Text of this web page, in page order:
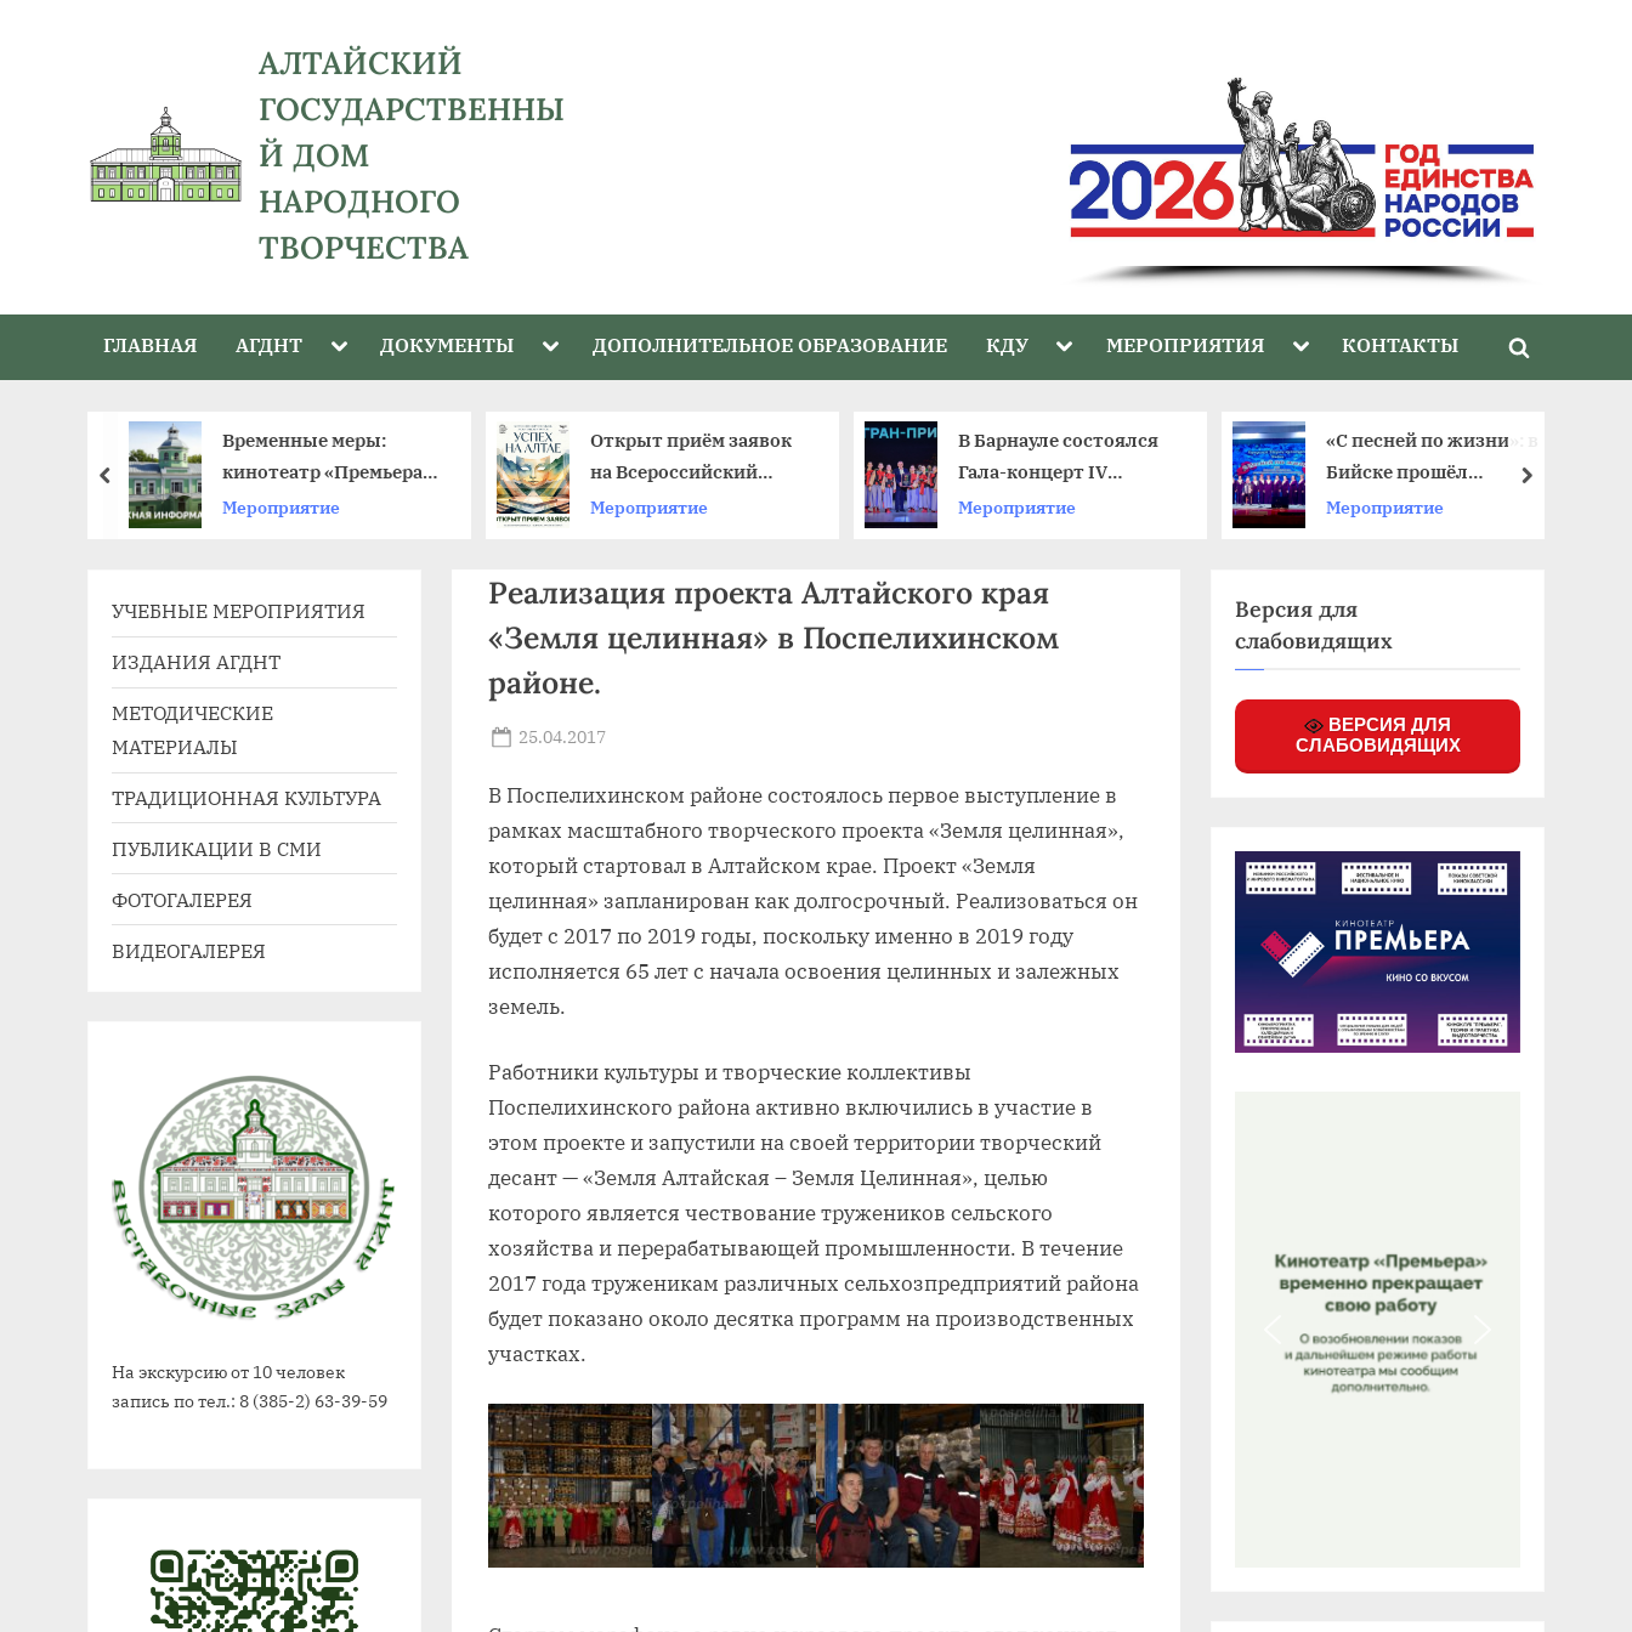
АЛТАЙСКИЙ
ГОСУДАРСТВЕННЫ
Й ДОМ
НАРОДНОГО
ТВОРЧЕСТВА
656043,
Алтайский
край,
Барнаул,
Ползунова,
mail:
agdnt@yandex.ru
тел./
факс:
(3852)
63
39
ГЛАВНАЯ АГДНТ Toggle
menu
ДОКУМЕНТЫ Toggle
menu
Toggle
ДОПОЛНИТЕЛЬНОЕ ОБРАЗОВАНИЕ КДУ Toggle
menu
МЕРОПРИЯТИЯ Toggle
menu
КОНТАКТЫ
Toggle
Временные меры:
кинотеатр «Премьера»
приостанавливает
Мероприятие
Открыт приём заявок
на Всероссийский
фестиваль
Мероприятие
В Барнауле состоялся
Гала-концерт IV
краевого фестиваля
Мероприятие
«С песней по жизни»: в
Бийске прошёл
юбилейный фестиваль
Мероприятие
пред далее
Реализация проекта Алтайского края
«Земля целинная» в Поспелихинском
районе.
Posted
25.04.2017
В Поспелихинском районе состоялось первое выступление в
рамках масштабного творческого проекта «Земля целинная»,
который стартовал в Алтайском крае. Проект «Земля
целинная» запланирован как долгосрочный. Реализоваться он
будет с 2017 по 2019 годы, поскольку именно в 2019 году
исполняется 65 лет с начала освоения целинных и залежных
земель.
Работники культуры и творческие коллективы
Поспелихинского района активно включились в участие в
этом проекте и запустили на своей территории творческий
десант — «Земля Алтайская – Земля Целинная», целью
которого является чествование тружеников сельского
хозяйства и перерабатывающей промышленности. В течение
2017 года труженикам различных сельхозпредприятий района
будет показано около десятка программ на производственных
участках.
УЧЕБНЫЕ МЕРОПРИЯТИЯ
ИЗДАНИЯ АГДНТ
МЕТОДИЧЕСКИЕ
МАТЕРИАЛЫ
ТРАДИЦИОННАЯ КУЛЬТУРА
ПУБЛИКАЦИИ В СМИ
ФОТОГАЛЕРЕЯ
ВИДЕОГАЛЕРЕЯ
На экскурсию от 10 человек
запись по тел.: 8 (385-2) 63-39-59
Версия для
слабовидящих
ВЕРСИЯ ДЛЯ
СЛАБОВИДЯЩИХ